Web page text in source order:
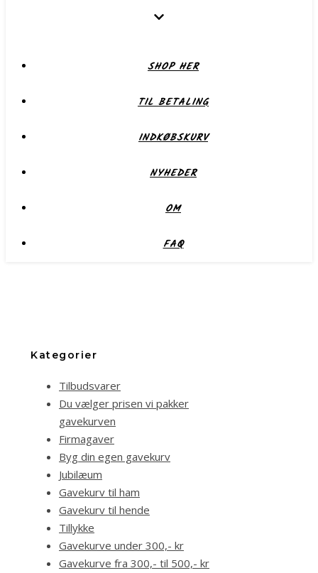
SHOP HER
TIL BETALING
INDKØBSKURV
NYHEDER
OM
FAQ
Kategorier
Tilbudsvarer
Du vælger prisen vi pakker
gavekurven
Firmagaver
Byg din egen gavekurv
Jubilæum
Gavekurv til ham
Gavekurv til hende
Tillykke
Gavekurve under 300,- kr
Gavekurve fra 300,- til 500,- kr